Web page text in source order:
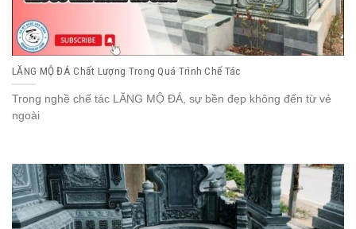
LĂNG MỘ ĐÁ Chất Lượng Trong Quá Trình Chế Tác
Trong nghề chế tác LĂNG MỘ ĐÁ, sự bền đẹp không đến từ vẻ
ngoài